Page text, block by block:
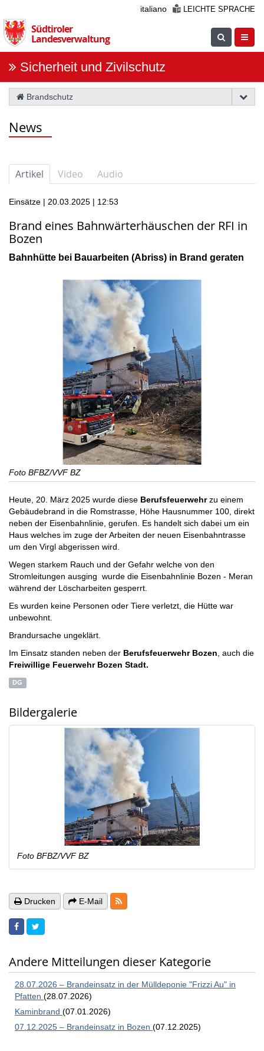
Sie
die
Navigation
italiano LEICHTE SPRACHE
Südtiroler
Landesverwaltung
Suche
Sicherheit und Zivilschutz
Brandschutz
News
Artikel Video Audio
Einsätze | 20.03.2025 | 12:53
Brand eines Bahnwärterhäuschen der RFI in
Bozen
Bahnhütte bei Bauarbeiten (Abriss) in Brand geraten
Foto BFBZ/VVF BZ
Heute, 20. März 2025 wurde diese Berufsfeuerwehrzu einem
Gebäudebrand in die Romstrasse, Höhe Hausnummer 100, direkt
neben der Eisenbahnlinie, gerufen. Es handelt sich dabei um ein
Haus welches im zuge der Arbeiten der neuen Eisenbahntrasse
um den Virgl abgerissen wird.
Wegen starkem Rauch und der Gefahr welche von den
Stromleitungen ausging wurde die Eisenbahnlinie Bozen - Meran
während der Löscharbeiten gesperrt.
Es wurden keine Personen oder Tiere verletzt, die Hütte war
unbewohnt.
Brandursache ungeklärt.
Im Einsatz standen neben der Berufsfeuerwehr Bozen , auch die
Freiwillige Feuerwehr Bozen Stadt.
DG
Bildergalerie
Foto BFBZ/VVF BZ
Drucken E-Mail RSS-Feeds
Andere Mitteilungen dieser Kategorie
28.07.2026 – Brandeinsatz in der Mülldeponie "Frizzi Au" in
Pfatten (28.07.2026)
Kaminbrand (07.01.2026)
07.12.2025 – Brandeinsatz in Bozen (07.12.2025)